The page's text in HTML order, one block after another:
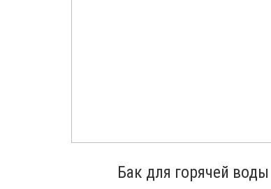
Бак для горячей воды